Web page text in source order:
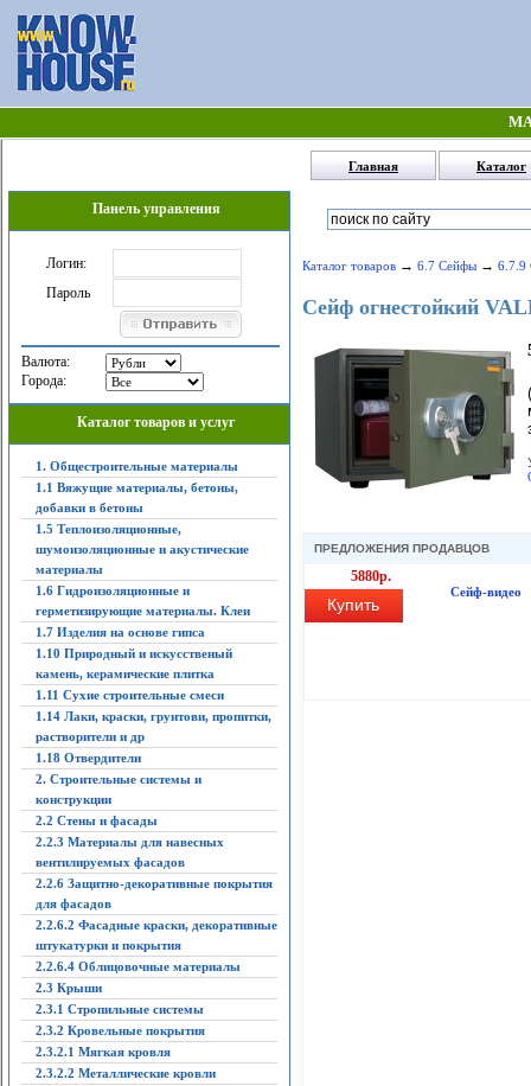
Главная Каталог
Панель управления
Логин:
Пароль
Валюта:
Города:
Каталог товаров и услуг
1. Общестроительные материалы
1.1 Вяжущие материалы, бетоны,
добавки в бетоны
1.5 Теплоизоляционные,
шумоизоляционные и акустические
материалы
1.6 Гидроизоляционные и
герметизирующие материалы. Клеи
1.7 Изделия на основе гипса
1.10 Природный и искусственый
камень, керамические плитка
1.11 Сухие строительные смеси
1.14 Лаки, краски, грунтови, пропитки,
растворители и др
1.18 Отвердители
2. Строительные системы и
конструкции
2.2 Стены и фасады
2.2.3 Материалы для навесных
вентилируемых фасадов
2.2.6 Защитно-декоративные покрытия
для фасадов
2.2.6.2 Фасадные краски, декоративные
штукатурки и покрытия
2.2.6.4 Облицовочные материалы
2.3 Крыши
2.3.1 Стропильные системы
2.3.2 Кровельные покрытия
2.3.2.1 Мягкая кровля
2.3.2.2 Металлические кровли
Каталог товаров→ 6.7 Сейфы→ 6.7.9
Сейф огнестойкий
ПРЕДЛОЖЕНИЯ ПРОДАВЦОВ
5880р.
Купить
Сейф-видео